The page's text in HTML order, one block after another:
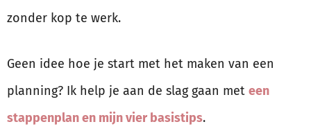
zonder kop te werk.
Geen idee hoe je start met het maken van een
planning? Ik help je aan de slag gaan met een
stappenplan en mijn vier basistips.